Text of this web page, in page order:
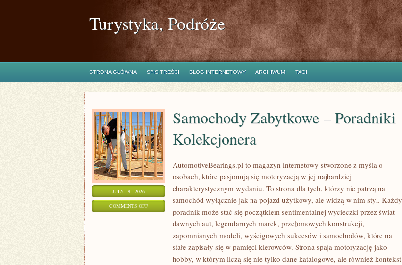
Turystyka, Podróże
STRONA GŁÓWNA SPIS TREŚCI BLOG INTERNETOWY ARCHIWUM TAGI
JULY - 9 - 2026
COMMENTS OFFON
SAMOCHODY
Samochody Zabytkowe – Poradniki
Kolekcjonera
AutomotiveBearings.pl to magazyn internetowy stworzone z myślą o
osobach, które pasjonują się motoryzacją w jej najbardziej
charakterystycznym wydaniu. To strona dla tych, którzy nie patrzą na
samochód wyłącznie jak na pojazd użytkowy, ale widzą w nim styl. Każdy
poradnik może stać się początkiem sentimentalnej wycieczki przez świat
dawnych aut, legendarnych marek, przełomowych konstrukcji,
zapomnianych modeli, wyścigowych sukcesów i samochodów, które na
stałe zapisały się w pamięci kierowców. Strona spaja motoryzację jako
hobby, w którym liczą się nie tylko dane katalogowe, ale również kontekst